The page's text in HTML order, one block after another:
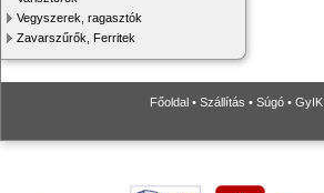
Vegyszerek, ragasztók
Zavarszűrők, Ferritek
Főoldal • Szállítás • Súgó • GyIK